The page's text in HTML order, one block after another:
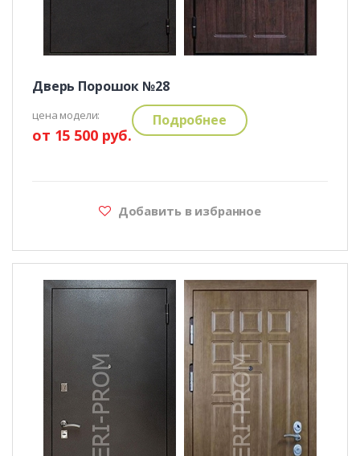
Дверь Порошок №28
цена модели:
от 15 500 руб.
Подробнее
Добавить в избранное